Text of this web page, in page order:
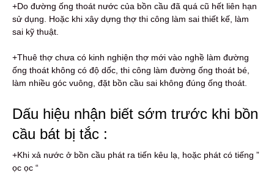
+Do đường ống thoát nước của bồn cầu đã quá cũ hết liên hạn
sử dụng. Hoặc khi xây dựng thợ thi công làm sai thiết kế, làm
sai kỹ thuật.
+Thuê thợ chưa có kinh nghiện thợ mới vào nghề làm đường
ống thoát không có độ dốc, thi công làm đường ống thoát bé,
làm nhiều góc vuông, đặt bồn cầu sai không đúng ống thoát.
Dấu hiệu nhận biết sớm trước khi bồn
cầu bát bị tắc :
+Khi xả nước ở bồn cầu phát ra tiến kêu lạ, hoặc phát có tiếng ”
ọc ọc “